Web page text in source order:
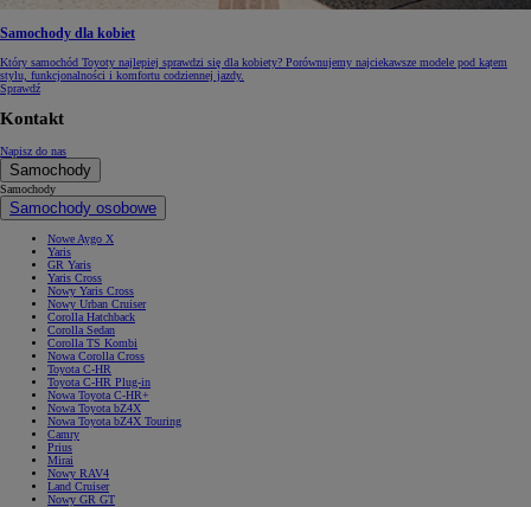
Samochody dla kobiet
Który samochód Toyoty najlepiej sprawdzi się dla kobiety? Porównujemy najciekawsze modele pod kątem
stylu, funkcjonalności i komfortu codziennej jazdy.
Sprawdź
Kontakt
Napisz do nas
Samochody
Samochody
Samochody osobowe
Nowe Aygo X
Yaris
GR Yaris
Yaris Cross
Nowy Yaris Cross
Nowy Urban Cruiser
Corolla Hatchback
Corolla Sedan
Corolla TS Kombi
Nowa Corolla Cross
Toyota C-HR
Toyota C-HR Plug-in
Nowa Toyota C-HR+
Nowa Toyota bZ4X
Nowa Toyota bZ4X Touring
Camry
Prius
Mirai
Nowy RAV4
Land Cruiser
Nowy GR GT